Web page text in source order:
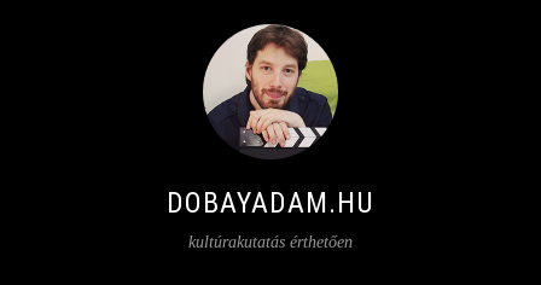
DOBAYADAM.HU
kultúrakutatás érthetően